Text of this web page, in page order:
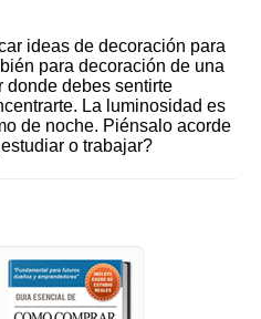
ideas de decoración para
para decoración de una
donde debes sentirte
La luminosidad es
de noche. Piénsalo acorde
o trabajar?